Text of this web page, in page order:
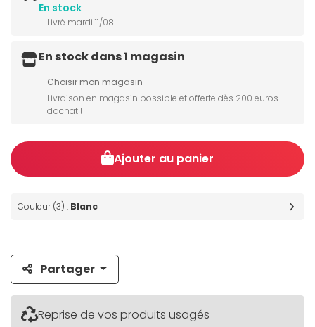
En stock
Livré mardi 11/08
En stock dans 1 magasin
Choisir mon magasin
Livraison en magasin possible et offerte dès 200 euros
d'achat !
Ajouter au panier
Couleur (3) : Blanc
Partager
Reprise de vos produits usagés